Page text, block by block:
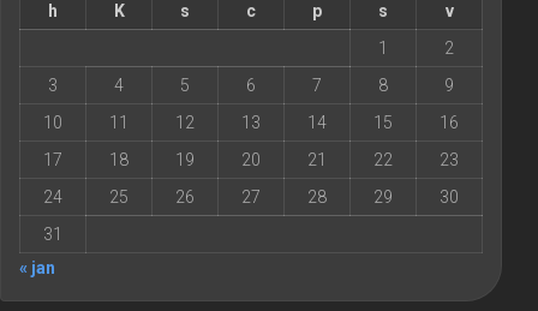
h K s c p s
v
1
2
3
4 5 6 7 8
9
10
11 12 13 14 15
16
17
18 19 20 21 22
23
24
25 26 27 28 29
30
31
« jan